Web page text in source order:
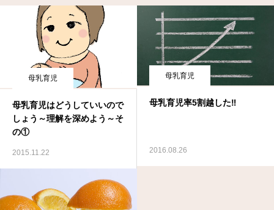
母乳育児
母乳育児はどうしていいので
しょう～理解を深めよう～そ
の①
2015.11.22
母乳育児
母乳育児率5割越した‼️
2016.08.26